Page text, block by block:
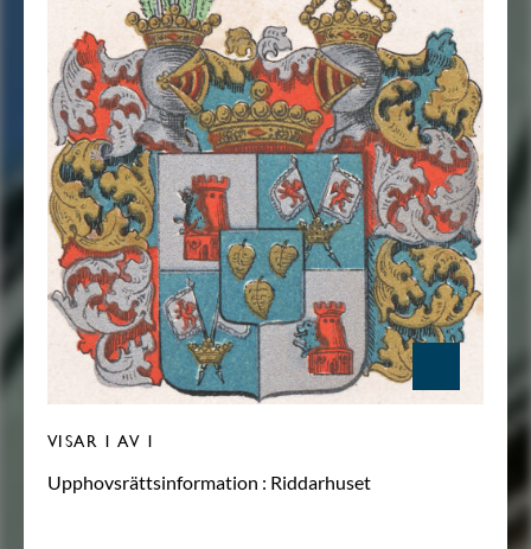
VISAR 1 AV 1
Upphovsrättsinformation : Riddarhuset